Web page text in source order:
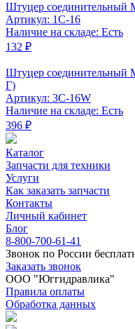
Штуцер соединительный
Артикул: 1C-16
Наличие на складе: Есть
132 ₽
Штуцер соединительный
Г)
Артикул: 3C-16W
Наличие на складе: Есть
396 ₽
Каталог
Запчасти для техники
Услуги
Как заказать запчасти
Контакты
Личный кабинет
Блог
8-800-700-61-41
Звонок по России
Заказать звонок
ООО "Юггидравлика"
Правила оплаты
Обработка данных